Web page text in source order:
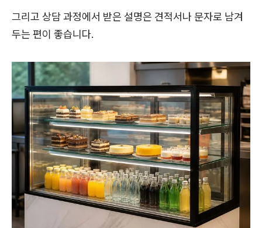
그리고 상담 과정에서 받은 설명은 견적서나 문자로 남겨
두는 편이 좋습니다.